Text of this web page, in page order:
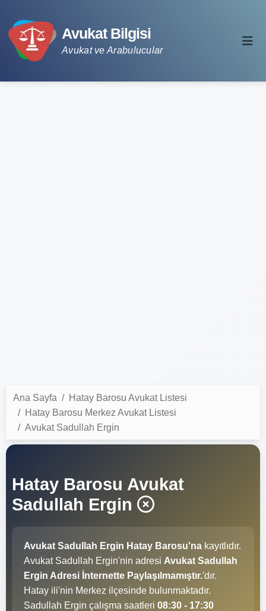
Avukat Bilgisi
Avukat ve Arabulucular
Ana Sayfa
Hatay Barosu Avukat Listesi
Hatay Barosu Merkez Avukat Listesi
Avukat Sadullah Ergin
Hatay Barosu Avukat
Sadullah Ergin
Avukat Sadullah Ergin Hatay Barosu'na kayıtlıdır.
Avukat Sadullah Ergin'nin adresi Avukat Sadullah
Ergin Adresi İnternette Paylaşılmamıştır.'dır.
Hatay ili'nin Merkez ilçesinde bulunmaktadır.
Sadullah Ergin çalışma saatleri 08:30 - 17:30